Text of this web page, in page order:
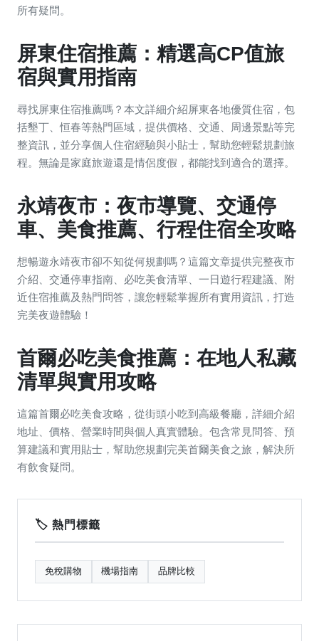
所有疑問。
屏東住宿推薦：精選高CP值旅
宿與實用指南
尋找屏東住宿推薦嗎？本文詳細介紹屏東各地優質住宿，包
括墾丁、恒春等熱門區域，提供價格、交通、周邊景點等完
整資訊，並分享個人住宿經驗與小貼士，幫助您輕鬆規劃旅
程。無論是家庭旅遊還是情侶度假，都能找到適合的選擇。
永靖夜市：夜市導覽、交通停
車、美食推薦、行程住宿全攻略
想暢遊永靖夜市卻不知從何規劃嗎？這篇文章提供完整夜市
介紹、交通停車指南、必吃美食清單、一日遊行程建議、附
近住宿推薦及熱門問答，讓您輕鬆掌握所有實用資訊，打造
完美夜遊體驗！
首爾必吃美食推薦：在地人私藏
清單與實用攻略
這篇首爾必吃美食攻略，從街頭小吃到高級餐廳，詳細介紹
地址、價格、營業時間與個人真實體驗。包含常見問答、預
算建議和實用貼士，幫助您規劃完美首爾美食之旅，解決所
有飲食疑問。
🏷️ 熱門標籤
免稅購物 機場指南 品牌比較